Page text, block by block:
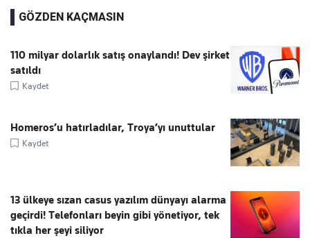
GÖZDEN KAÇMASIN
110 milyar dolarlık satış onaylandı! Dev şirket
satıldı
Kaydet
Homeros’u hatırladılar, Troya’yı unuttular
Kaydet
13 ülkeye sızan casus yazılım dünyayı alarma
geçirdi! Telefonları beyin gibi yönetiyor, tek
tıkla her şeyi siliyor